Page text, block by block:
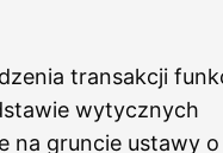
transakcji
wytycznych
na gruncie ustawy o